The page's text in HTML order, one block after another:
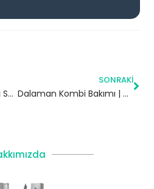
Sarıyer Bosch Buzdolabı Servisi
SONRAKI
Dalaman Kombi Bakımı | Muğla